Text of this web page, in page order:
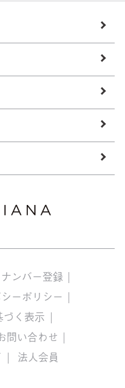
ンバー登録
ーポリシー
く表示
問い合わせ
法人会員